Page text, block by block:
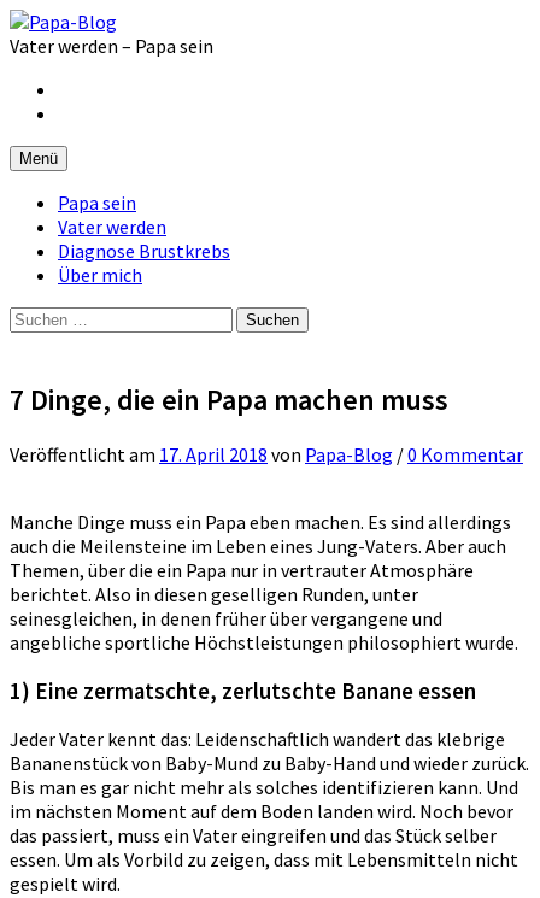
Zum
Inhalt
Vater werden – Papa sein
Menü
Papa sein
Vater werden
Diagnose Brustkrebs
Über mich
Suchen
7 Dinge, die ein Papa machen muss
Veröffentlicht am 17. April 2018 von Papa-Blog /0 Kommentar
Manche Dinge muss ein Papa eben machen. Es sind allerdings
auch die Meilensteine im Leben eines Jung-Vaters. Aber auch
Themen, über die ein Papa nur in vertrauter Atmosphäre
berichtet. Also in diesen geselligen Runden, unter
seinesgleichen, in denen früher über vergangene und
angebliche sportliche Höchstleistungen philosophiert wurde.
1) Eine zermatschte, zerlutschte Banane essen
Jeder Vater kennt das: Leidenschaftlich wandert das klebrige
Bananenstück von Baby-Mund zu Baby-Hand und wieder zurück.
Bis man es gar nicht mehr als solches identifizieren kann. Und
im nächsten Moment auf dem Boden landen wird. Noch bevor
das passiert, muss ein Vater eingreifen und das Stück selber
essen. Um als Vorbild zu zeigen, dass mit Lebensmitteln nicht
gespielt wird.